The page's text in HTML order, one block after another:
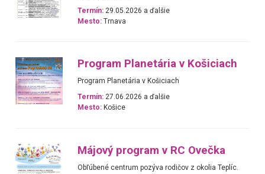
Termín: 29.05.2026 a ďalšie
Mesto: Trnava
Program Planetária v Košiciach
Program Planetária v Košiciach
Termín: 27.06.2026 a ďalšie
Mesto: Košice
Májový program v RC Ovečka
Obľúbené centrum pozýva rodičov z okolia Teplíc.